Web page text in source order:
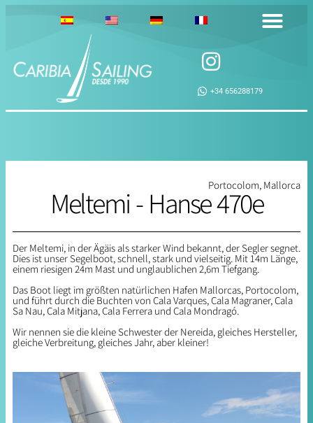
+34 656288179
Portocolom, Mallorca
Meltemi - Hanse 470e
Der Meltemi, in der Ägäis als starker Wind bekannt, der Segler segnet.
Dies ist unser Segelboot, schnell, stark und vielseitig. Mit 14m Länge,
einem riesigen 24m Mast und unglaublichen 2,6m Tiefgang.
Das Boot liegt im größten natürlichen Hafen Mallorcas, Portocolom,
und führt durch die Buchten von Cala Varques, Cala Magraner, Cala
Sa Nau, Cala Mitjana, Cala Ferrera und Cala Mondragó.
Wir nennen sie die kleine Schwester der Nereida, gleiches Hersteller,
gleiche Verbreitung, gleiches Jahr, aber kleiner!